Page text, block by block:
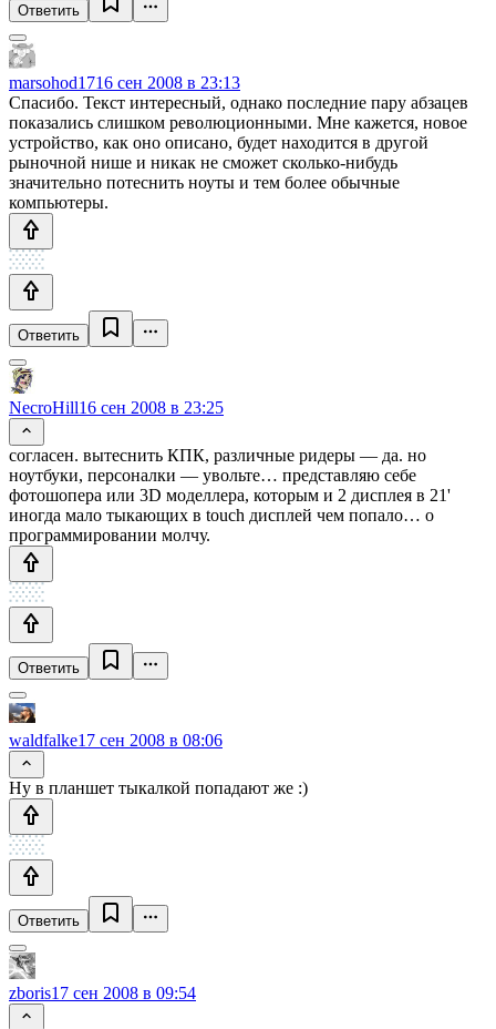
Ответить
marsohod1716 сен 2008 в 23:13
Спасибо. Текст интересный, однако последние пару абзацев
показались слишком революционными. Мне кажется, новое
устройство, как оно описано, будет находится в другой
рыночной нише и никак не сможет сколько-нибудь
значительно потеснить ноуты и тем более обычные
компьютеры.
Ответить
NecroHill16 сен 2008 в 23:25
согласен. вытеснить КПК, различные ридеры — да. но
ноутбуки, персоналки — увольте… представляю себе
фотошопера или 3D моделлера, которым и 2 дисплея в 21'
иногда мало тыкающих в touch дисплей чем попало… о
программировании молчу.
Ответить
waldfalke17 сен 2008 в 08:06
Ну в планшет тыкалкой попадают же :)
Ответить
zboris17 сен 2008 в 09:54